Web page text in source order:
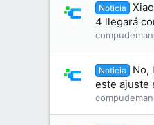
Noticia
4 llegará
Noticia
No,
este ajuste